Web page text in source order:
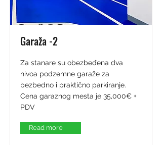
Garaža -2
Za stanare su obezbeđena dva
nivoa podzemne garaže za
bezbedno i praktično parkiranje.
Cena garaznog mesta je 35,000€ +
PDV
Read more